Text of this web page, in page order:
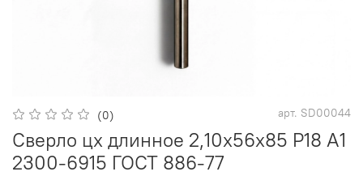
(0) арт. SD00044
Сверло цх длинное 2,10х56х85 Р18 A1
2300-6915 ГОСТ 886-77